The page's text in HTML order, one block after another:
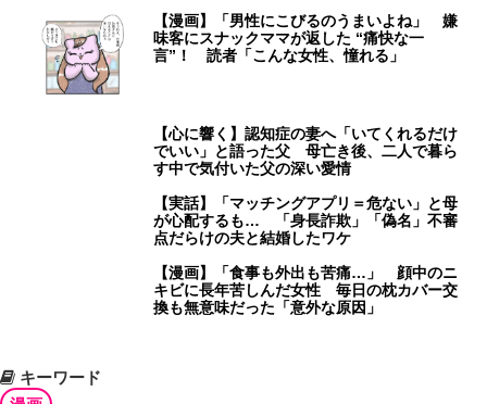
【漫画】「男性にこびるのうまいよね」 嫌
味客にスナックママが返した “痛快な一
言”！ 読者「こんな女性、憧れる」
【心に響く】認知症の妻へ「いてくれるだけ
でいい」と語った父 母亡き後、二人で暮ら
す中で気付いた父の深い愛情
【実話】「マッチングアプリ＝危ない」と母
が心配するも… 「身長詐欺」「偽名」不審
点だらけの夫と結婚したワケ
【漫画】「食事も外出も苦痛…」 顔中のニ
キビに長年苦しんだ女性 毎日の枕カバー交
換も無意味だった「意外な原因」
キーワード